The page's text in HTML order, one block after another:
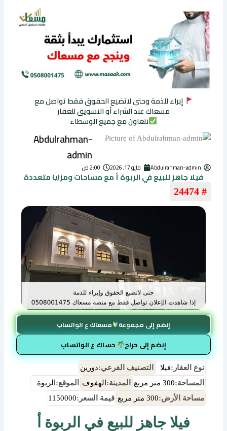
إبراء للذمة وحتى لاتضيع الحقوق فقط تواصل مع
مسعاك عند الشراء أو التسويق للعقار
نتعاون مع جميع الوسطاء
Abdulrahman-
admin
Abdulrahman-admin مايو 17, 2026 2:00 ص
فيلا جاهز للبيع في الربوة أ مع مساحات ومزايا متعددة
# 24474
إنضم إلى مجموعة مسعاك ع الواتساب
إنضم إلى حراج حساك ع الواتساب
نوع العقار:فيلا التصنيف الفرعي:دورين
المساحة:300 متر مربع المدينة:الهفوف الموقع:الربوة
مساحة الأرض:300 متر مربع قيمة السعر:1150000
فيلا جاهز للبيع في الربوة أ